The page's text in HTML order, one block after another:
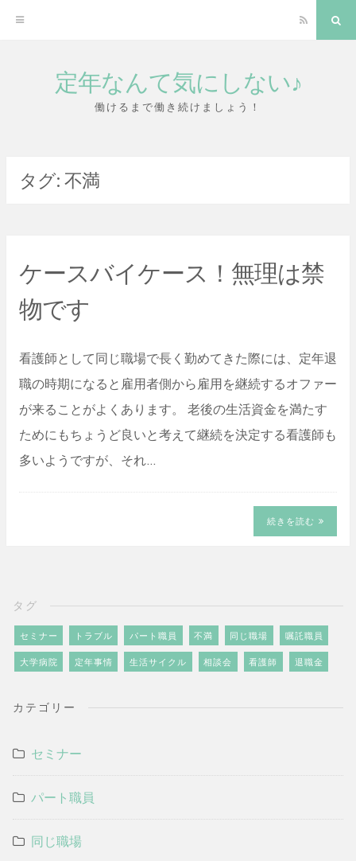
RSS
定年なんて気にしない♪
働けるまで働き続けましょう！
タグ:不満
ケースバイケース！無理は禁
物です
看護師として同じ職場で長く勤めてきた際には、定年退
職の時期になると雇用者側から雇用を継続するオファー
が来ることがよくあります。 老後の生活資金を満たす
ためにもちょうど良いと考えて継続を決定する看護師も
多いようですが、それ…
続きを読む
タグ
セミナー トラブル パート職員 不満 同じ職場 嘱託職員
大学病院 定年事情 生活サイクル 相談会 看護師 退職金
カテゴリー
セミナー
パート職員
同じ職場